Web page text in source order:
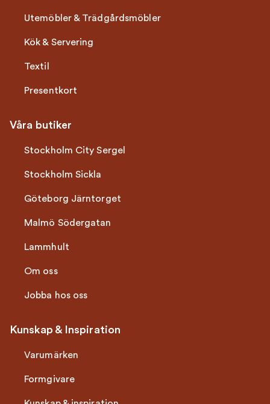
Utemöbler & Trädgårdsmöbler
Kök & Servering
Textil
Presentkort
Våra butiker
Stockholm City Sergel
Stockholm Sickla
Göteborg Järntorget
Malmö Södergatan
Lammhult
Om oss
Jobba hos oss
Kunskap & Inspiration
Varumärken
Formgivare